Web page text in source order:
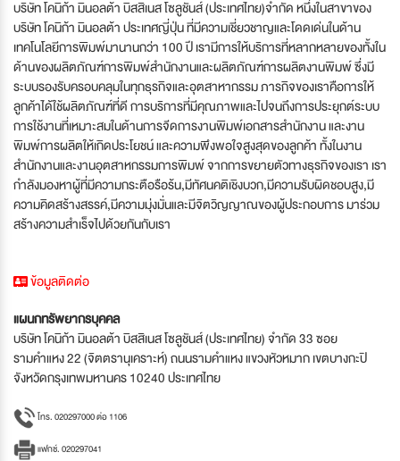
บริษัท โคนิก้า มินอลต้า บิสสิเนส โซลูชันส์ (ประเทศไทย)จำกัด หนึ่งในสาขาของ
บริษัท โคนิก้า มินอลต้า ประเทศญี่ปุ่น ที่มีความเชี่ยวชาญและโดดเด่นในด้าน
เทคโนโลยีการพิมพ์มานานกว่า 100 ปี เรามีการให้บริการที่หลากหลายของทั้งใน
ด้านของผลิตภัณฑ์การพิมพ์สำนักงานและผลิตภัณฑ์การผลิตงานพิมพ์ ซึ่งมี
ระบบรองรับครอบคลุมในทุกธุรกิจและอุตสาหากรรม ภารกิจของเราคือการให้
ลูกค้าได้ใช้ผลิตภัณฑ์ที่ดี การบริการที่มีคุณภาพและไปจนถึงการประยุกต์ระบบ
การใช้งานที่เหมาะสมในด้านการจีดการงานพิมพ์เอกสารสำนักงาน และงาน
พิมพ์การผลิตให้เกิดประโยชน์ และความพึงพอใจสูงสุดของลูกค้า ทั้งในงาน
สำนักงานและงานอุตสาหกรรมการพิมพ์ จากการขยายตัวทางธุรกิจของเรา เรา
กำลังมองหาผู้ที่มีความกระตือรือร้น,มีทัศนคติเชิงบวก,มีความรับผิดชอบสูง,มี
ความคิดสร้างสรรค์,มีความมุ่งมั่นและมีจิตวิญญาณของผู้ประกอบการ มาร่วม
สร้างความสำเร็จไปด้วยกันกับเรา
ข้อมูลติดต่อ
แผนกทรัพยากรบุคคล
บริษัท โคนิก้า มินอลต้า บิสสิเนส โซลูชันส์ (ประเทศไทย) จำกัด 33 ซอย
รามคำแหง 22 (จิตตรานุเคราะห์) ถนนรามคำแหง แขวงหัวหมาก เขตบางกะปิ
จังหวัดกรุงเทพมหานคร 10240 ประเทศไทย
โทร. 020297000 ต่อ 1106
แฟกซ์. 020297041